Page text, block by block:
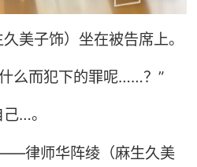
美子饰）坐在被告席上。
么而犯下的罪呢……？”
…。
律师华阵绫（麻生久美